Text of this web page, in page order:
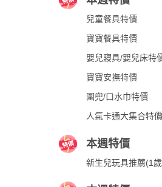
兒童餐具特價
寶寶餐具特價
嬰兒寢具/嬰兒床特
寶寶安撫特價
圍兜/口水巾特價
人氣卡通大集合特價
本週特價
新生兒玩具推薦(1